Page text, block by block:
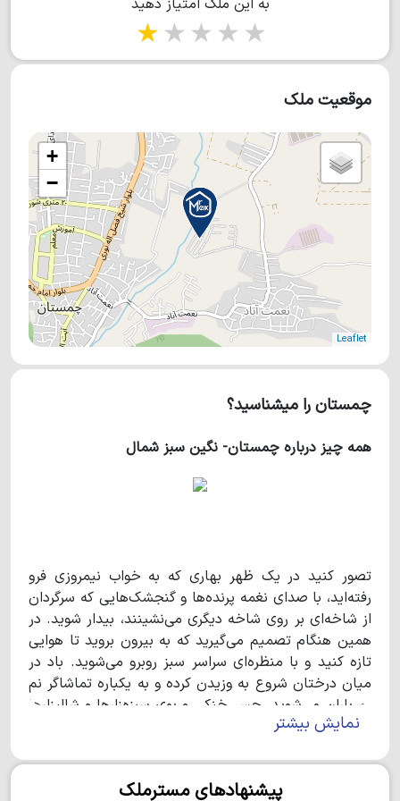
به این ملک امتیاز دهید
5 stars
4 stars
3 stars
2 stars
موقعیت ملک
+
−
Leaflet
چمستان را میشناسید؟
همه چیز درباره چمستان- نگین سبز شمال
تصور کنید در یک ظهر بهاری که به خواب نیمروزی فرو
رفته‌اید، با صدای نغمه پرنده‌ها و گنجشک‌هایی که سرگردان
از شاخه‌ای بر روی شاخه دیگری می‌نشینند، بیدار شوید. در
همین هنگام تصمیم می‌گیرید که به بیرون بروید تا هوایی
تازه کنید و با منظره‌ای سراسر سبز روبرو می‌شوید. باد در
میان درختان شروع به وزیدن کرده و به یکباره تماشاگر نم
نم باران می‌شوید. حس خنکی و بوی سبزه‌زارها و شالیزارها
همان بهشتی است که همیشه انتظارش را داشتید. درست
حتی خوردن نان محلی و عطر چای، طعم دیگری دارد. از
مردمان بومی این منطقه شنیده‌ام که نام چمستان به دلیل
نمایش بیشتر
پیشنهادهای مسترملک